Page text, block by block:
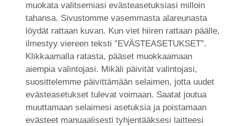
muokata valitsemiasi evästeasetuksiasi milloin
tahansa. Sivustomme vasemmasta alareunasta
löydät rattaan kuvan. Kun viet hiiren rattaan päälle,
ilmestyy viereen teksti ”EVÄSTEASETUKSET”.
Klikkaamalla ratasta, pääset muokkaamaan
aiempia valintojasi. Mikäli päivität valintojasi,
suosittelemme päivittämään selaimen, jotta uudet
evästeasetukset tulevat voimaan. Saatat joutua
muuttamaan selaimesi asetuksia ja poistamaan
evästeet manuaalisesti tyhjentääksesi laitteesi